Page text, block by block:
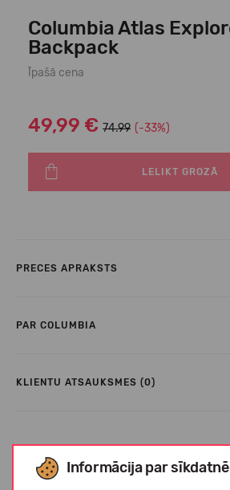
Informācija par
Columbia Atlas
Backpack
Īpašā cena
49,99 € 74.99 (-33%)
LELIKT GROZĀ
PRECES APRAKSTS
PAR COLUMBIA
KLIENTU ATSAUKSMES (0)